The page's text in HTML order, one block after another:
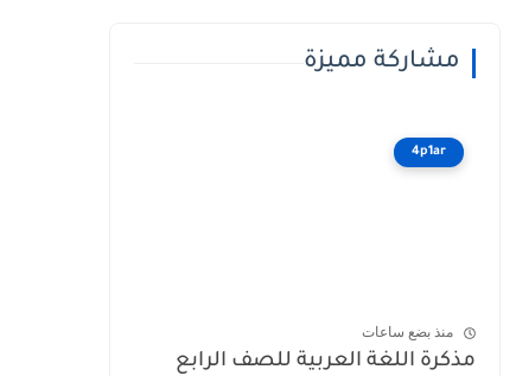
مشاركة مميزة
4p1ar
منذ بضع ساعات
مذكرة اللغة العربية للصف الرابع